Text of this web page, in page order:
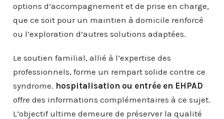
options d’accompagnement et de prise en charge,
que ce soit pour un maintien à domicile renforcé
ou l’exploration d’autres solutions adaptées.
Le soutien familial, allié à l’expertise des
professionnels, forme un rempart solide contre ce
syndrome. hospitalisation ou entrée en EHPAD
offre des informations complémentaires à ce sujet.
L’objectif ultime demeure de préserver la qualité